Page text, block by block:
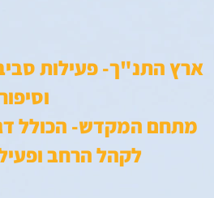
ארץ התנ"ך- פעילות
מתחם המקדש- הכולל
לקהל הרחב